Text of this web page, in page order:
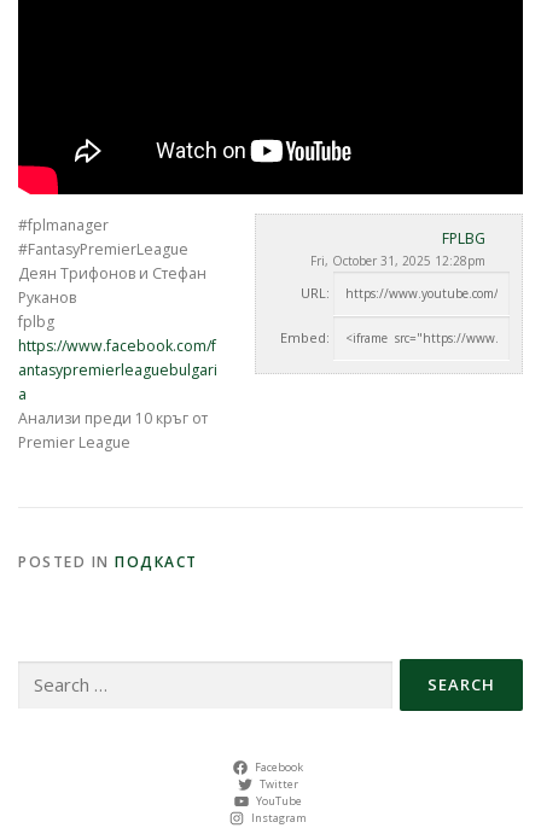
FPLBG
Fri, October 31, 2025 12:28pm
URL:
Embed:
#fplmanager
#FantasyPremierLeague
Деян Трифонов и Стефан
Руканов
fplbg
https://www.facebook.com/f
antasypremierleaguebulgari
a
Анализи преди 10 кръг от
Premier League
POSTED IN ПОДКАСТ
for:
Facebook
Twitter
YouTube
Instagram